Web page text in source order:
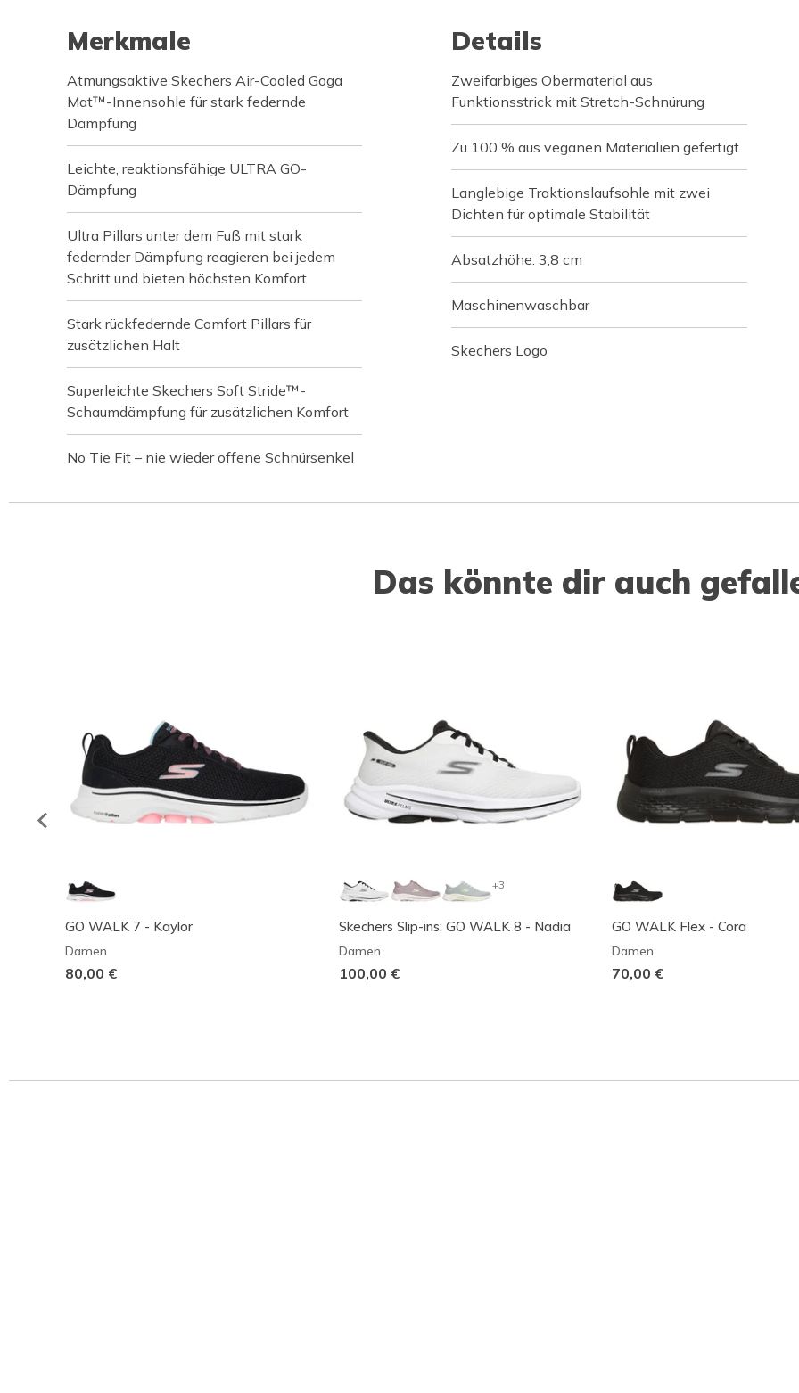
Merkmale
Atmungsaktive Skechers Air-Cooled Goga
Mat™-Innensohle für stark federnde
Dämpfung
Leichte, reaktionsfähige ULTRA GO-
Dämpfung
Ultra Pillars unter dem Fuß mit stark
federnder Dämpfung reagieren bei jedem
Schritt und bieten höchsten Komfort
Stark rückfedernde Comfort Pillars für
zusätzlichen Halt
Superleichte Skechers Soft Stride™-
Schaumdämpfung für zusätzlichen Komfort
No Tie Fit – nie wieder offene Schnürsenkel
Details
Zweifarbiges Obermaterial aus
Funktionsstrick mit Stretch-Schnürung
Zu 100 % aus veganen Materialien gefertigt
Langlebige Traktionslaufsohle mit zwei
Dichten für optimale Stabilität
Absatzhöhe: 3,8 cm
Maschinenwaschbar
Skechers Logo
Das könnte dir auch
GO WALK 7 - Kaylor
Damen
80,00 €
+3
Skechers Slip-ins: GO WALK 8 - Nadia
Damen
100,00 €
GO WALK Flex - Cora
Damen
70,00 €